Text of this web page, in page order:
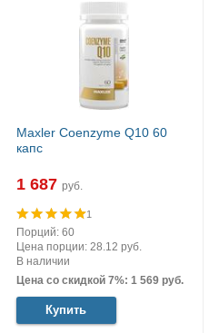
Maxler Coenzyme Q10 60
капс
1 687 руб.
1
Порций: 60
Цена порции: 28.12 руб.
В наличии
Цена со скидкой 7%: 1 569 руб.
Купить